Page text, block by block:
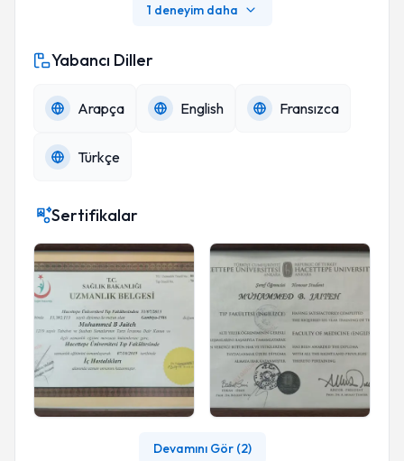
1 deneyim daha
Yabancı Diller
Arapça English Fransızca
Türkçe
Sertifikalar
Devamını Gör (2)